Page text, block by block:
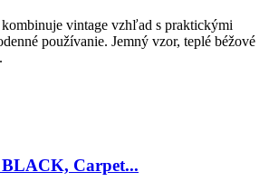
vintage vzhľad s praktickými
používanie. Jemný vzor, teplé béžové
Carpet...